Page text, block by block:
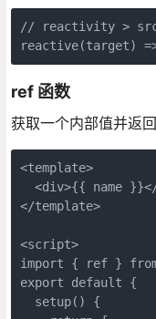
// reactivity >
reactive(target)
ref 函数
获取一个内部值并返
<template>
<div>{{ name
</template>
<script>
import { ref } from
export default {
  setup() {